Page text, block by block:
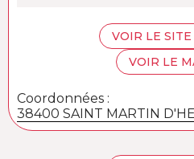
VOIR LE
VOIR LE
Coordonnées :
38400 SAINT MARTIN